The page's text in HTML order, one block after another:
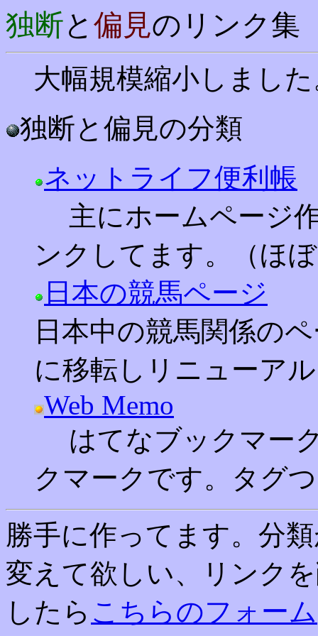
独断と 偏見のリンク集
大幅規模縮小しました
独断と偏見の分類
ネットライフ便利帳
主にホームページ
ンクしてます。（ほ
日本の競馬ページ
日本中の競馬関係の
に移転しリニューア
Web Memo
はてなブックマー
クマークです。タグ
勝手に作ってます。分
変えて欲しい、リンク
したら こちらのフォーム